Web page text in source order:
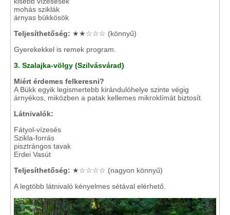
mohás sziklák
árnyas bükkösök
Teljesíthetőség: ★★☆☆☆ (könnyű)
Gyerekekkel is remek program.
3. Szalajka-völgy (Szilvásvárad)
Miért érdemes felkeresni?
A Bükk egyik legismertebb kirándulóhelye szinte végig
árnyékos, miközben a patak kellemes mikroklímát biztosít.
Látnivalók:
Fátyol-vízesés
Szikla-forrás
pisztrángos tavak
Erdei Vasút
Teljesíthetőség: ★☆☆☆☆ (nagyon könnyű)
A legtöbb látnivaló kényelmes sétával elérhető.